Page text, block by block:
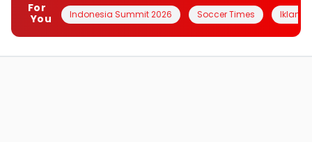
For
You
Indonesia Summit 2026 Soccer Times Iklanin